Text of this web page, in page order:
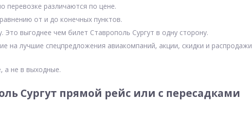
перевозке различаются по цене.
от и до конечных пунктов.
Это выгоднее чем билет Ставрополь Сургут в одну сторону.
на лучшие спецпредложения авиакомпаний, акции, скидки и распродажи
а не в выходные.
Сургут прямой рейс или с пересадками